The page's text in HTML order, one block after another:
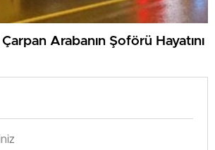
Çarpan Arabanın Şoförü Hayatını